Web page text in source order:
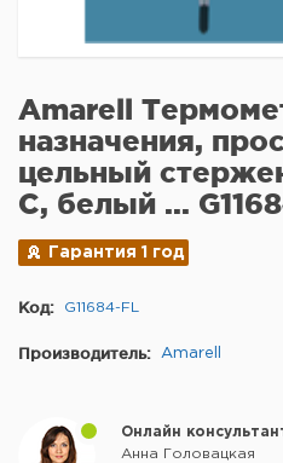
Amarell
назначения,
цельный
C, белый ...
Гарантия 1 год
Код: G11684-FL
Производитель: Amarell
Онлайн
Анна Головацкая